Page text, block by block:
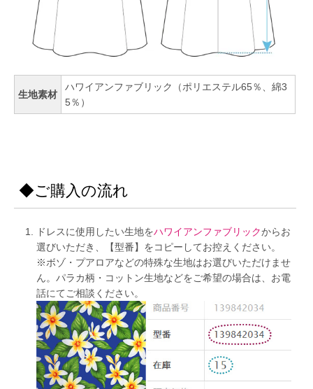
生地素材
ハワイアンファブリック（ポリエステル65％、綿3
5％）
◆ご購入の流れ
ドレスに使用したい生地をハワイアンファブリックからお
選びいただき、【型番】をコピーしてお控えください。
※ボゾ・プアロアなどの特殊な生地はお選びいただけませ
ん。パラカ柄・コットン生地などをご希望の場合は、お電
話にてご相談ください。